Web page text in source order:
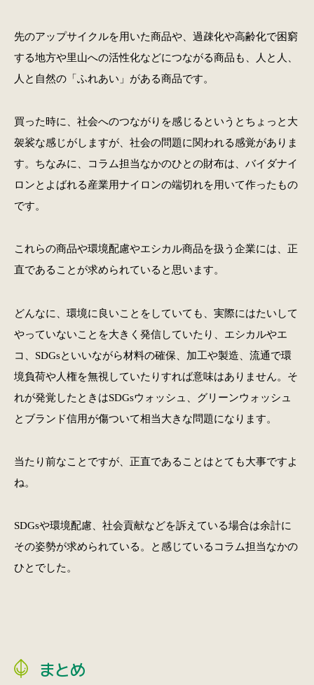
先のアップサイクルを用いた商品や、過疎化や高齢化で困窮
する地方や里山への活性化などにつながる商品も、人と人、
人と自然の「ふれあい」がある商品です。
買った時に、社会へのつながりを感じるというとちょっと大
袈裟な感じがしますが、社会の問題に関われる感覚がありま
す。ちなみに、コラム担当なかのひとの財布は、バイダナイ
ロンとよばれる産業用ナイロンの端切れを用いて作ったもの
です。
これらの商品や環境配慮やエシカル商品を扱う企業には、正
直であることが求められていると思います。
どんなに、環境に良いことをしていても、実際にはたいして
やっていないことを大きく発信していたり、エシカルやエ
コ、SDGsといいながら材料の確保、加工や製造、流通で環
境負荷や人権を無視していたりすれば意味はありません。そ
れが発覚したときはSDGsウォッシュ、グリーンウォッシュ
とブランド信用が傷ついて相当大きな問題になります。
当たり前なことですが、正直であることはとても大事ですよ
ね。
SDGsや環境配慮、社会貢献などを訴えている場合は余計に
その姿勢が求められている。と感じているコラム担当なかの
ひとでした。
まとめ